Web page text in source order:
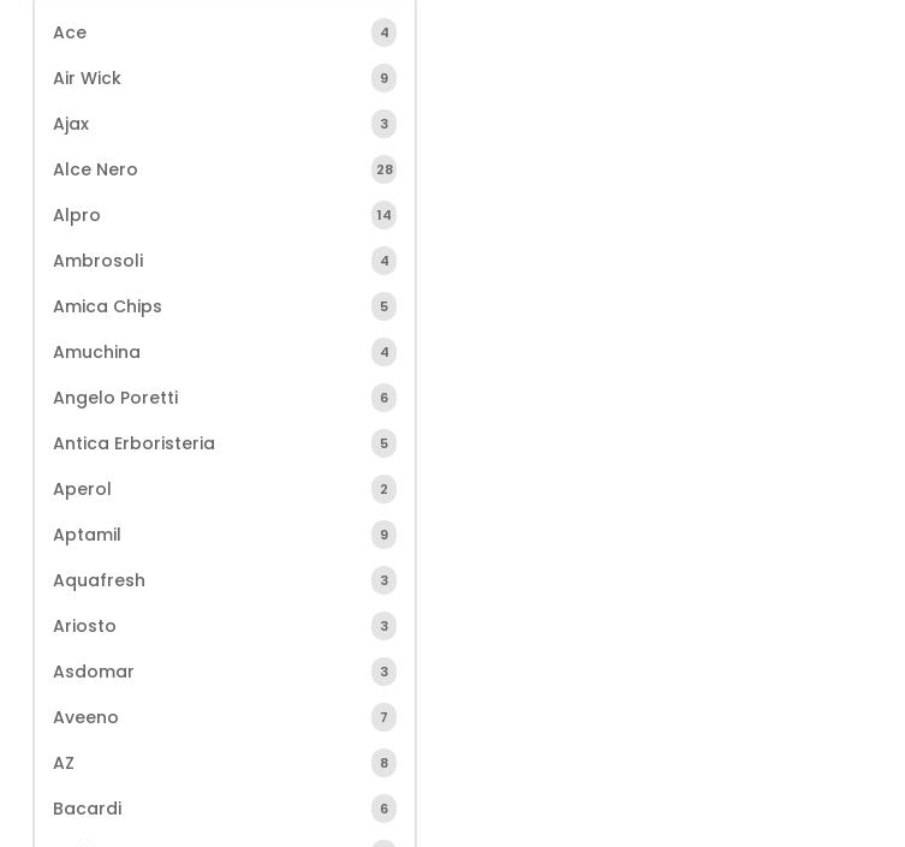
Ace 4
Air Wick 9
Ajax 3
Alce Nero 28
Alpro 14
Ambrosoli 4
Amica Chips 5
Amuchina 4
Angelo Poretti 6
Antica Erboristeria 5
Aperol 2
Aptamil 9
Aquafresh 3
Ariosto 3
Asdomar 3
Aveeno 7
AZ 8
Bacardi 6